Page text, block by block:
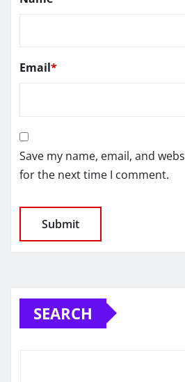
Email*
Save my name, email, and
for the next time I comment.
SEARCH